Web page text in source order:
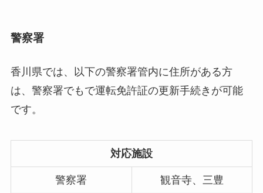
警察署
香川県では、以下の警察署管内に住所がある方
は、警察署でもで運転免許証の更新手続きが可能
です。
対応施設
警察署 観音寺、三豊